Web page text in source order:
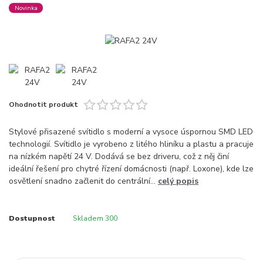
Novinka
Ohodnotit produkt
Stylové přisazené svítidlo s moderní a vysoce úspornou SMD LED
technologií. Svítidlo je vyrobeno z litého hliníku a plastu a pracuje
na nízkém napětí 24 V. Dodává se bez driveru, což z něj činí
ideální řešení pro chytré řízení domácnosti (např. Loxone), kde lze
osvětlení snadno začlenit do centrální... celý popis
Dostupnost Skladem 300